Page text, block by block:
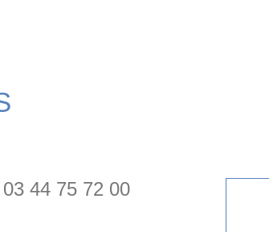
03 44 75 72 00